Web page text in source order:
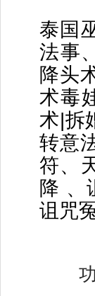
泰国
法事
降头
术毒
术|拆
转意
符、
降 、
诅咒
	功用：当然也是属于诅咒的咒术，只是比较容